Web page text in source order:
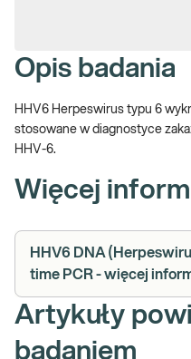
Opis badania
HHV6 Herpeswirus typu 6
stosowane w diagnostyce
HHV-6.
Więcej
HHV6 DNA
time PCR - więcej
Artykuły
badaniem